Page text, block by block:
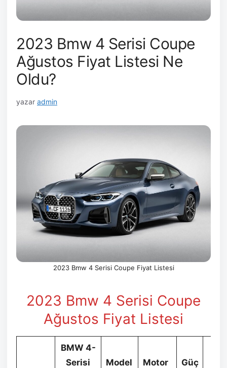
2023 Bmw 4 Serisi Coupe
Ağustos Fiyat Listesi Ne
Oldu?
yazar admin
2023 Bmw 4 Serisi Coupe Fiyat Listesi
2023 Bmw 4 Serisi Coupe
Ağustos Fiyat Listesi
BMW 4-
Serisi
Model Motor Güç